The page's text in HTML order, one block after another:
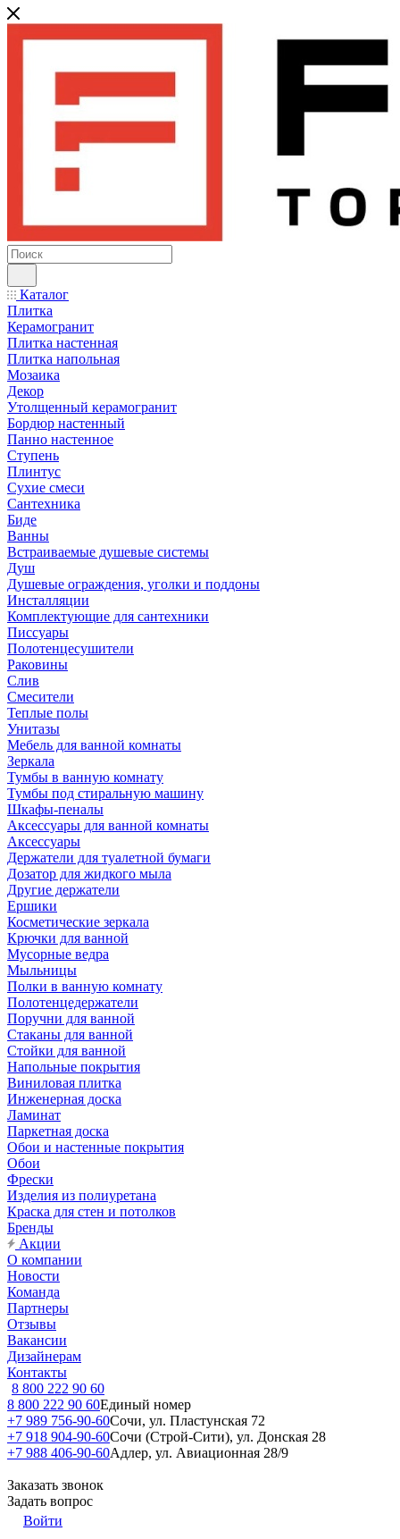
Каталог
Плитка
Керамогранит
Плитка настенная
Плитка напольная
Мозаика
Декор
Утолщенный керамогранит
Бордюр настенный
Панно настенное
Ступень
Плинтус
Сухие смеси
Сантехника
Биде
Ванны
Встраиваемые душевые системы
Душ
Душевые ограждения, уголки и поддоны
Инсталляции
Комплектующие для сантехники
Писсуары
Полотенцесушители
Раковины
Слив
Смесители
Теплые полы
Унитазы
Мебель для ванной комнаты
Зеркала
Тумбы в ванную комнату
Тумбы под стиральную машину
Шкафы-пеналы
Аксессуары для ванной комнаты
Аксессуары
Держатели для туалетной бумаги
Дозатор для жидкого мыла
Другие держатели
Ершики
Косметические зеркала
Крючки для ванной
Мусорные ведра
Мыльницы
Полки в ванную комнату
Полотенцедержатели
Поручни для ванной
Стаканы для ванной
Стойки для ванной
Напольные покрытия
Виниловая плитка
Инженерная доска
Ламинат
Паркетная доска
Обои и настенные покрытия
Обои
Фрески
Изделия из полиуретана
Краска для стен и потолков
Бренды
Акции
О компании
Новости
Команда
Партнеры
Отзывы
Вакансии
Дизайнерам
Контакты
8 800 222 90 60
8 800 222 90 60Единый номер
+7 989 756-90-60Сочи, ул. Пластунская 72
+7 918 904-90-60Сочи (Строй-Сити), ул. Донская 28
+7 988 406-90-60Адлер, ул. Авиационная 28/9
Заказать звонок
Задать вопрос
Войти